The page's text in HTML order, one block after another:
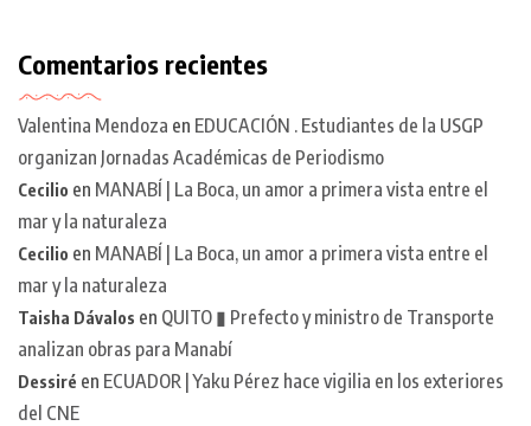
Comentarios recientes
Valentina Mendoza en EDUCACIÓN . Estudiantes de la USGP
organizan Jornadas Académicas de Periodismo
Cecilio en MANABÍ | La Boca, un amor a primera vista entre el
mar y la naturaleza
Cecilio en MANABÍ | La Boca, un amor a primera vista entre el
mar y la naturaleza
Taisha Dávalos en QUITO ▮ Prefecto y ministro de Transporte
analizan obras para Manabí
Dessiré en ECUADOR | Yaku Pérez hace vigilia en los exteriores
del CNE